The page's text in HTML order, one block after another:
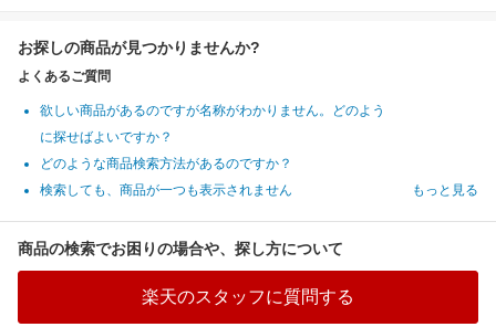
お探しの商品が見つかりませんか?
よくあるご質問
欲しい商品があるのですが名称がわかりません。どのよう
に探せばよいですか？
どのような商品検索方法があるのですか？
検索しても、商品が一つも表示されません
もっと見る
商品の検索でお困りの場合や、探し方について
楽天のスタッフに質問する